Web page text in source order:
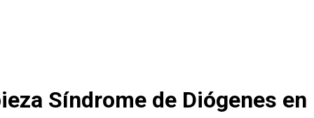
Síndrome de Diógenes en